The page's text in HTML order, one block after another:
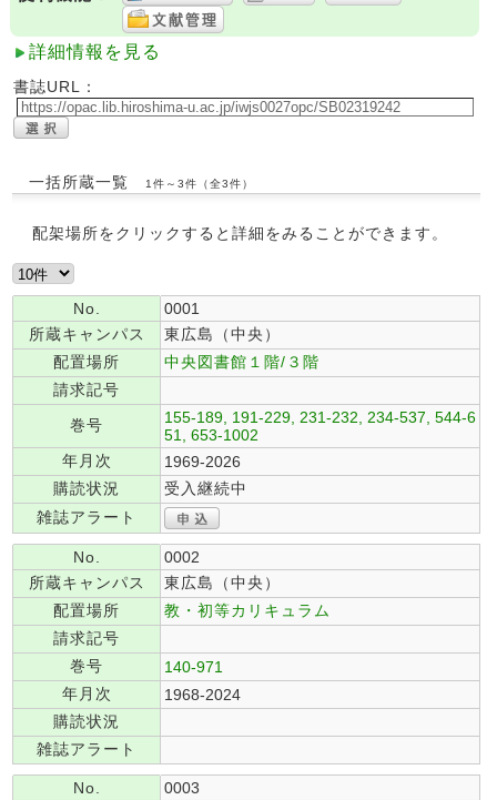
詳細情報を見る
書誌URL：
一括所蔵一覧 1件～3件（全3件）
配架場所をクリックすると詳細をみることができます。
No.
0001
所蔵キャンパス
東広島（中央）
配置場所
中央図書館１階/３階
請求記号
巻号
155-189, 191-229, 231-232, 234-537, 544-6
51, 653-1002
年月次
1969-2026
購読状況
受入継続中
雑誌アラート
No.
0002
所蔵キャンパス
東広島（中央）
配置場所
教・初等カリキュラム
請求記号
巻号
140-971
年月次
1968-2024
購読状況
雑誌アラート
No.
0003